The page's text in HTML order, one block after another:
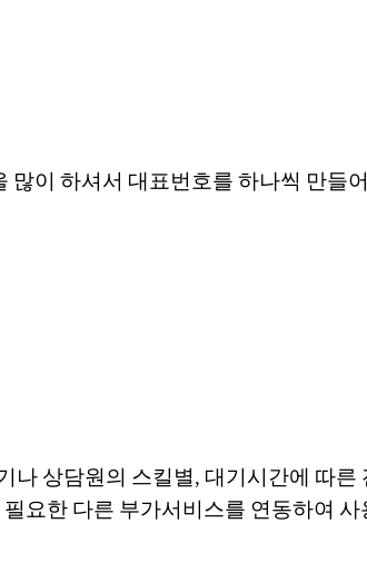
많이 하셔서 대표번호를 하나씩 만들
나 상담원의 스킬별, 대기시간에 따른
요한 다른 부가서비스를 연동하여 사